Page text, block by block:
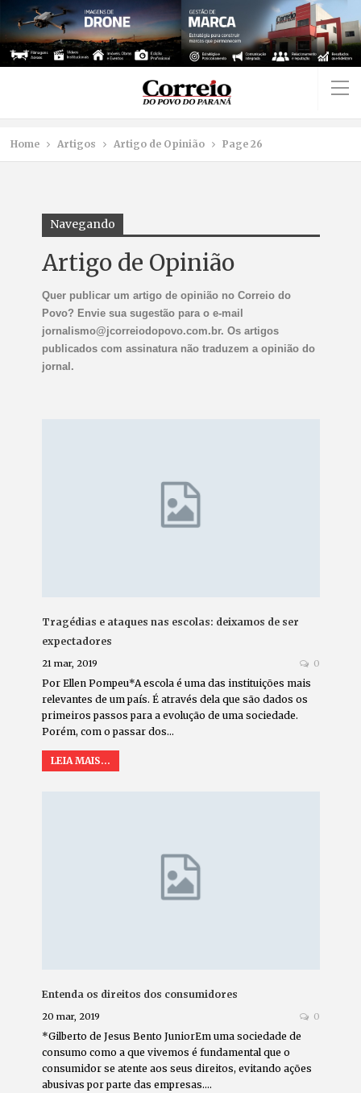
Home Artigos Artigo de Opinião Page 26
Navegando
Artigo de Opinião
Quer publicar um artigo de opinião no Correio do
Povo? Envie sua sugestão para o e-mail
jornalismo@jcorreiodopovo.com.br. Os artigos
publicados com assinatura não traduzem a opinião do
jornal.
Tragédias e ataques nas escolas: deixamos de ser
expectadores
21 mar, 2019 0
Por Ellen Pompeu*A escola é uma das instituições mais
relevantes de um país. É através dela que são dados os
primeiros passos para a evolução de uma sociedade.
Porém, com o passar dos…
LEIA MAIS...
Entenda os direitos dos consumidores
20 mar, 2019 0
*Gilberto de Jesus Bento JuniorEm uma sociedade de
consumo como a que vivemos é fundamental que o
consumidor se atente aos seus direitos, evitando ações
abusivas por parte das empresas.…